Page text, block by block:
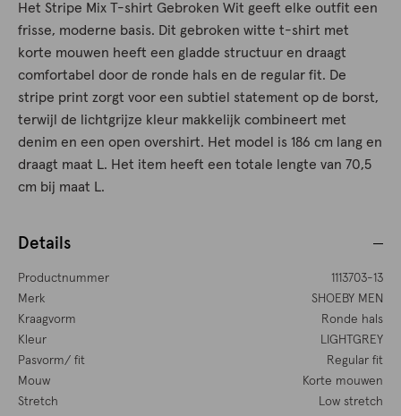
Het Stripe Mix T-shirt Gebroken Wit geeft elke outfit een
frisse, moderne basis. Dit gebroken witte t-shirt met
korte mouwen heeft een gladde structuur en draagt
comfortabel door de ronde hals en de regular fit. De
stripe print zorgt voor een subtiel statement op de borst,
terwijl de lichtgrijze kleur makkelijk combineert met
denim en een open overshirt. Het model is 186 cm lang en
draagt maat L. Het item heeft een totale lengte van 70,5
cm bij maat L.
Details
Productnummer
1113703-13
Merk
SHOEBY MEN
Kraagvorm
Ronde hals
Kleur
LIGHTGREY
Pasvorm/ fit
Regular fit
Mouw
Korte mouwen
Stretch
Low stretch